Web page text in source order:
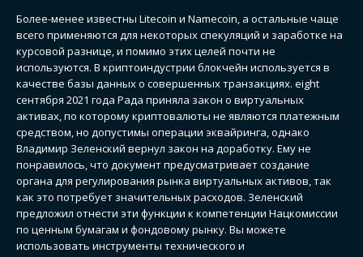
Более-менее известны Litecoin и Namecoin, а остальные чаще
всего применяются для некоторых спекуляций и заработке на
курсовой разнице, и помимо этих целей почти не
используются. В криптоиндустрии блокчейн используется в
качестве базы данных о совершенных транзакциях. eight
сентября 2021 года Рада приняла закон о виртуальных
активах, по которому криптовалюты не являются платежным
средством, но допустимы операции эквайринга, однако
Владимир Зеленский вернул закон на доработку. Ему не
понравилось, что документ предусматривает создание
органа для регулирования рынка виртуальных активов, так
как это потребует значительных расходов. Зеленский
предложил отнести эти функции к компетенции Нацкомиссии
по ценным бумагам и фондовому рынку. Вы можете
использовать инструменты технического и